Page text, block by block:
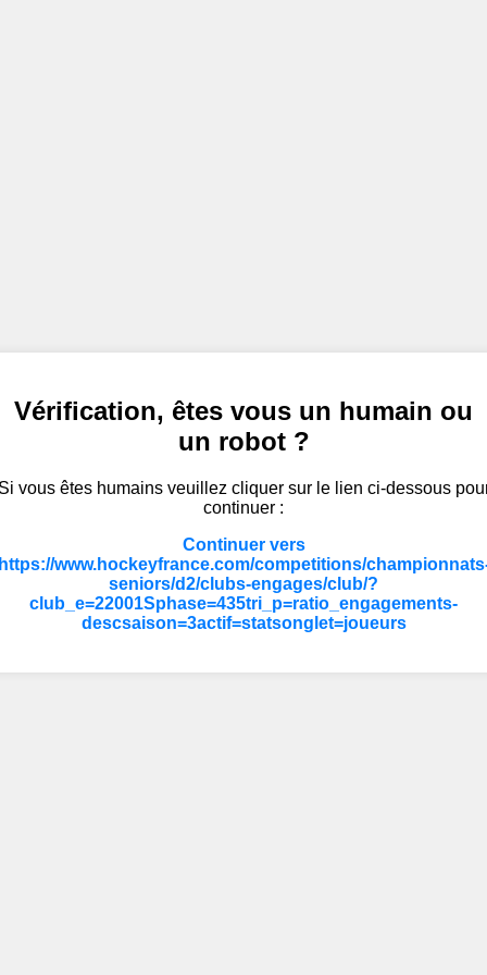
Vérification, êtes vous un humain ou
un robot ?
vous êtes humains veuillez cliquer sur le lien ci-dessous
continuer :
Continuer vers
www.hockeyfrance.com/competitions/
seniors/d2/clubs-engages/club/?
club_e=22001Sphase=435tri_p=ratio_engagements-
descsaison=3actif=statsonglet=joueurs